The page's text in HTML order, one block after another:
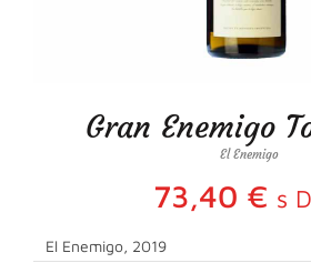
Gran Enemigo
El Enemigo
73,40 € s
El Enemigo, 2019